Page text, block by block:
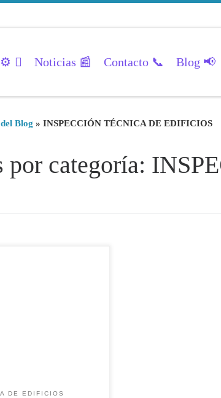
⚙️ Noticias 📰 Contacto 📞 Blog 📢
Blog » INSPECCIÓN TÉCNICA DE EDIFICIOS
por categoría:
DE EDIFICIOS